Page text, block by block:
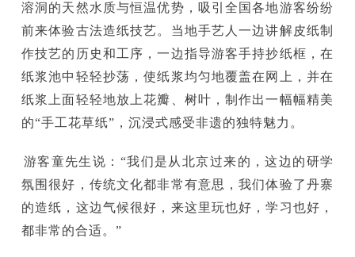
溶洞的天然水质与恒温优势，吸引全国各地游客纷纷
前来体验古法造纸技艺。当地手艺人一边讲解皮纸制
作技艺的历史和工序，一边指导游客手持抄纸框，在
纸浆池中轻轻抄荡，使纸浆均匀地覆盖在网上，并在
纸浆上面轻轻地放上花瓣、树叶，制作出一幅幅精美
的“手工花草纸”，沉浸式感受非遗的独特魅力。
客童先生说：“我们是从北京过来的，这边的研学
氛围很好，传统文化都非常有意思，我们体验了丹寨
的造纸，这边气候很好，来这里玩也好，学习也好，
都非常的合适。”